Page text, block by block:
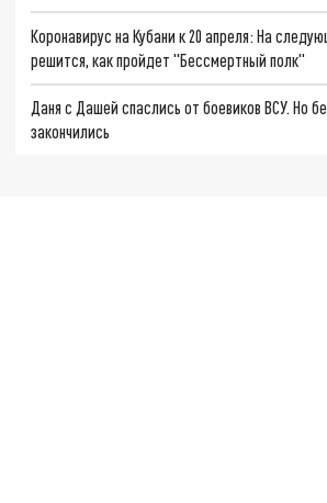
Коронавирус на Кубани к 20 апреля: На
решится, как пройдет "Бессмертный полк"
Даня с Дашей спаслись от боевиков ВСУ. Но
закончились